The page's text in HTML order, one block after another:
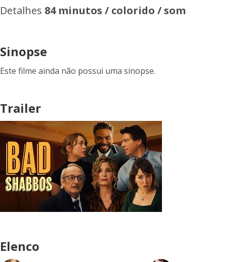
Detalhes 84 minutos / colorido / som
Sinopse
Este filme ainda não possui uma sinopse.
Trailer
Elenco